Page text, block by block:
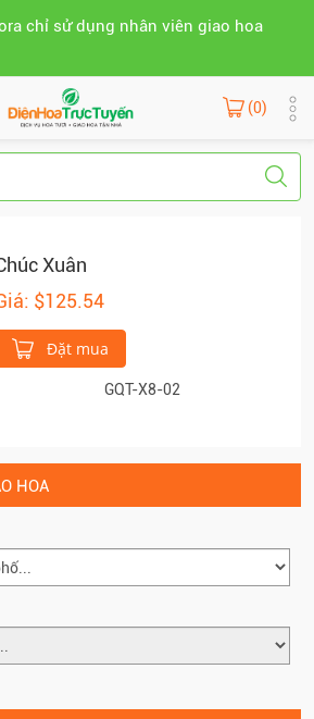
chỉ sử dụng nhân viên giao hoa
(0)
Xuân
$125.54
Đặt mua
GQT-X8-02
HOA